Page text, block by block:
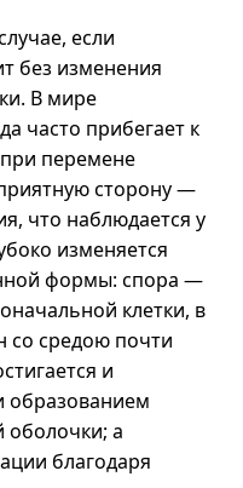
если
без изменения
В мире
часто прибегает к
перемене
сторону —
что наблюдается у
изменяется
формы: спора —
клетки, в
со средою почти
и
образованием
а
благодаря